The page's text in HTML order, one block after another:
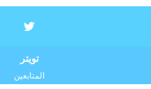
تويتر
المتابعين